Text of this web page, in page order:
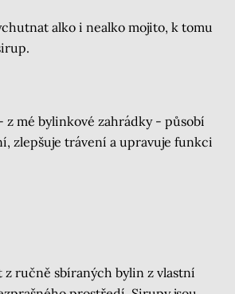
alko i nealko mojito, k tomu
z mé bylinkové zahrádky - působí
zlepšuje trávení a upravuje funkci
z ručně sbíraných bylin z vlastní